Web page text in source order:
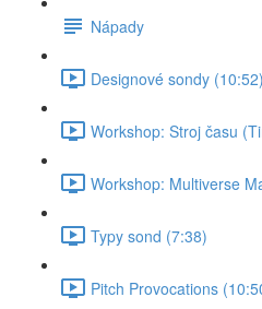
Nápady
Designové sondy (10:52)
Workshop: Stroj času
Workshop: Multiverse
Typy sond (7:38)
Pitch Provocations